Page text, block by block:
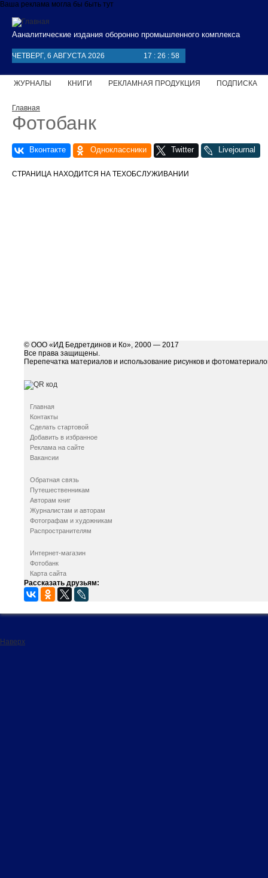
Перейти к основному содержанию
Ваша реклама могла бы быть тут
Ааналитические издания оборонно промышленного комплекса
ЧЕТВЕРГ, 6 АВГУСТА 2026 17 : 26 : 59
ЖУРНАЛЫ КНИГИ РЕКЛАМНАЯ ПРОДУКЦИЯ ПОДПИСКА
Вы здесь
Главная
Фотобанк
СТРАНИЦА НАХОДИТСЯ НА ТЕХОБСЛУЖИВАНИИ
© ООО «ИД Бедретдинов и Ко», 2000 — 2017
Все права защищены.
Перепечатка материалов и использование рисунков и
Главная
Контакты
Сделать стартовой
Добавить в избранное
Реклама на сайте
Вакансии
Обратная связь
Путешественникам
Авторам книг
Журналистам и авторам
Фотографам и художникам
Распространителям
Интернет-магазин
Фотобанк
Карта сайта
Рассказать друзьям:
Наверх